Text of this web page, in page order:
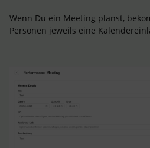
Wenn Du ein Meeting planst,
Personen jeweils eine